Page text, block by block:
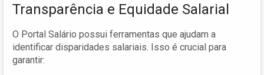
Transparência e Equidade Salarial
O Portal Salário possui ferramentas que ajudam a
identificar disparidades salariais. Isso é crucial para
garantir: